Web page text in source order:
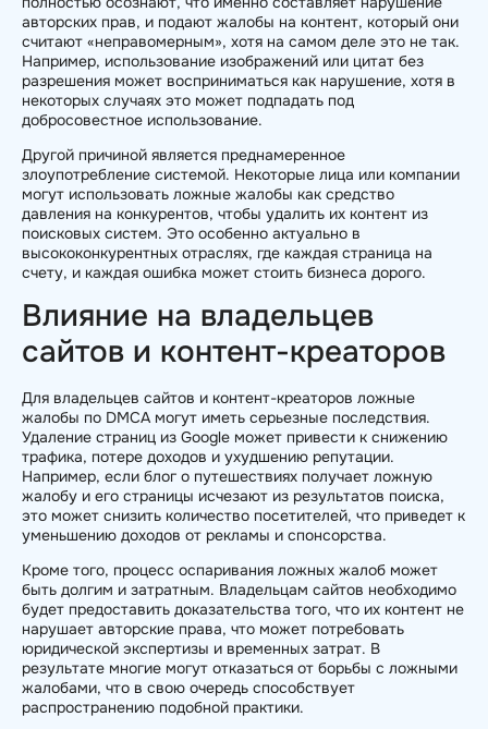
авторских прав, и подают жалобы на контент, который они
считают «неправомерным», хотя на самом деле это не так.
Например, использование изображений или цитат без
разрешения может восприниматься как нарушение, хотя в
некоторых случаях это может подпадать под
добросовестное использование.
Другой причиной является преднамеренное
злоупотребление системой. Некоторые лица или компании
могут использовать ложные жалобы как средство
давления на конкурентов, чтобы удалить их контент из
поисковых систем. Это особенно актуально в
высококонкурентных отраслях, где каждая страница на
счету, и каждая ошибка может стоить бизнеса дорого.
Влияние на владельцев
сайтов и контент-креаторов
Для владельцев сайтов и контент-креаторов ложные
жалобы по DMCA могут иметь серьезные последствия.
Удаление страниц из Google может привести к снижению
трафика, потере доходов и ухудшению репутации.
Например, если блог о путешествиях получает ложную
жалобу и его страницы исчезают из результатов поиска,
это может снизить количество посетителей, что приведет к
уменьшению доходов от рекламы и спонсорства.
Кроме того, процесс оспаривания ложных жалоб может
быть долгим и затратным. Владельцам сайтов необходимо
будет предоставить доказательства того, что их контент не
нарушает авторские права, что может потребовать
юридической экспертизы и временных затрат. В
результате многие могут отказаться от борьбы с ложными
жалобами, что в свою очередь способствует
распространению подобной практики.